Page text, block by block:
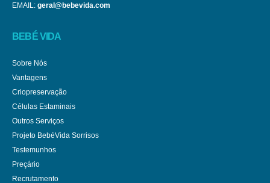
EMAIL: geral@bebevida.com
BEBÉ VIDA
Sobre Nós
Vantagens
Criopreservação
Células Estaminais
Outros Serviços
Projeto BebéVida Sorrisos
Testemunhos
Preçário
Recrutamento